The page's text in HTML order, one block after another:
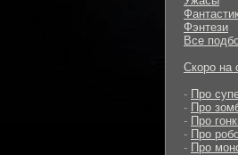
Фэнтези
Все
Скоро на
- Про
- Про
- Про
- Про
- Про